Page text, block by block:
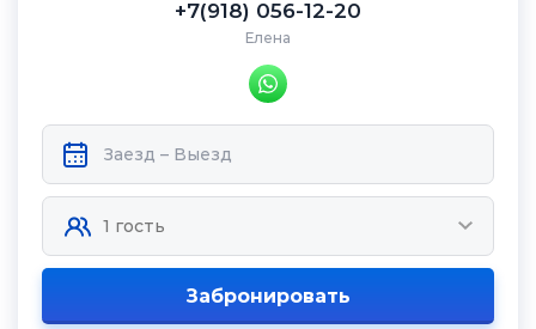
+7(918) 056-12-20
Елена
Забронировать